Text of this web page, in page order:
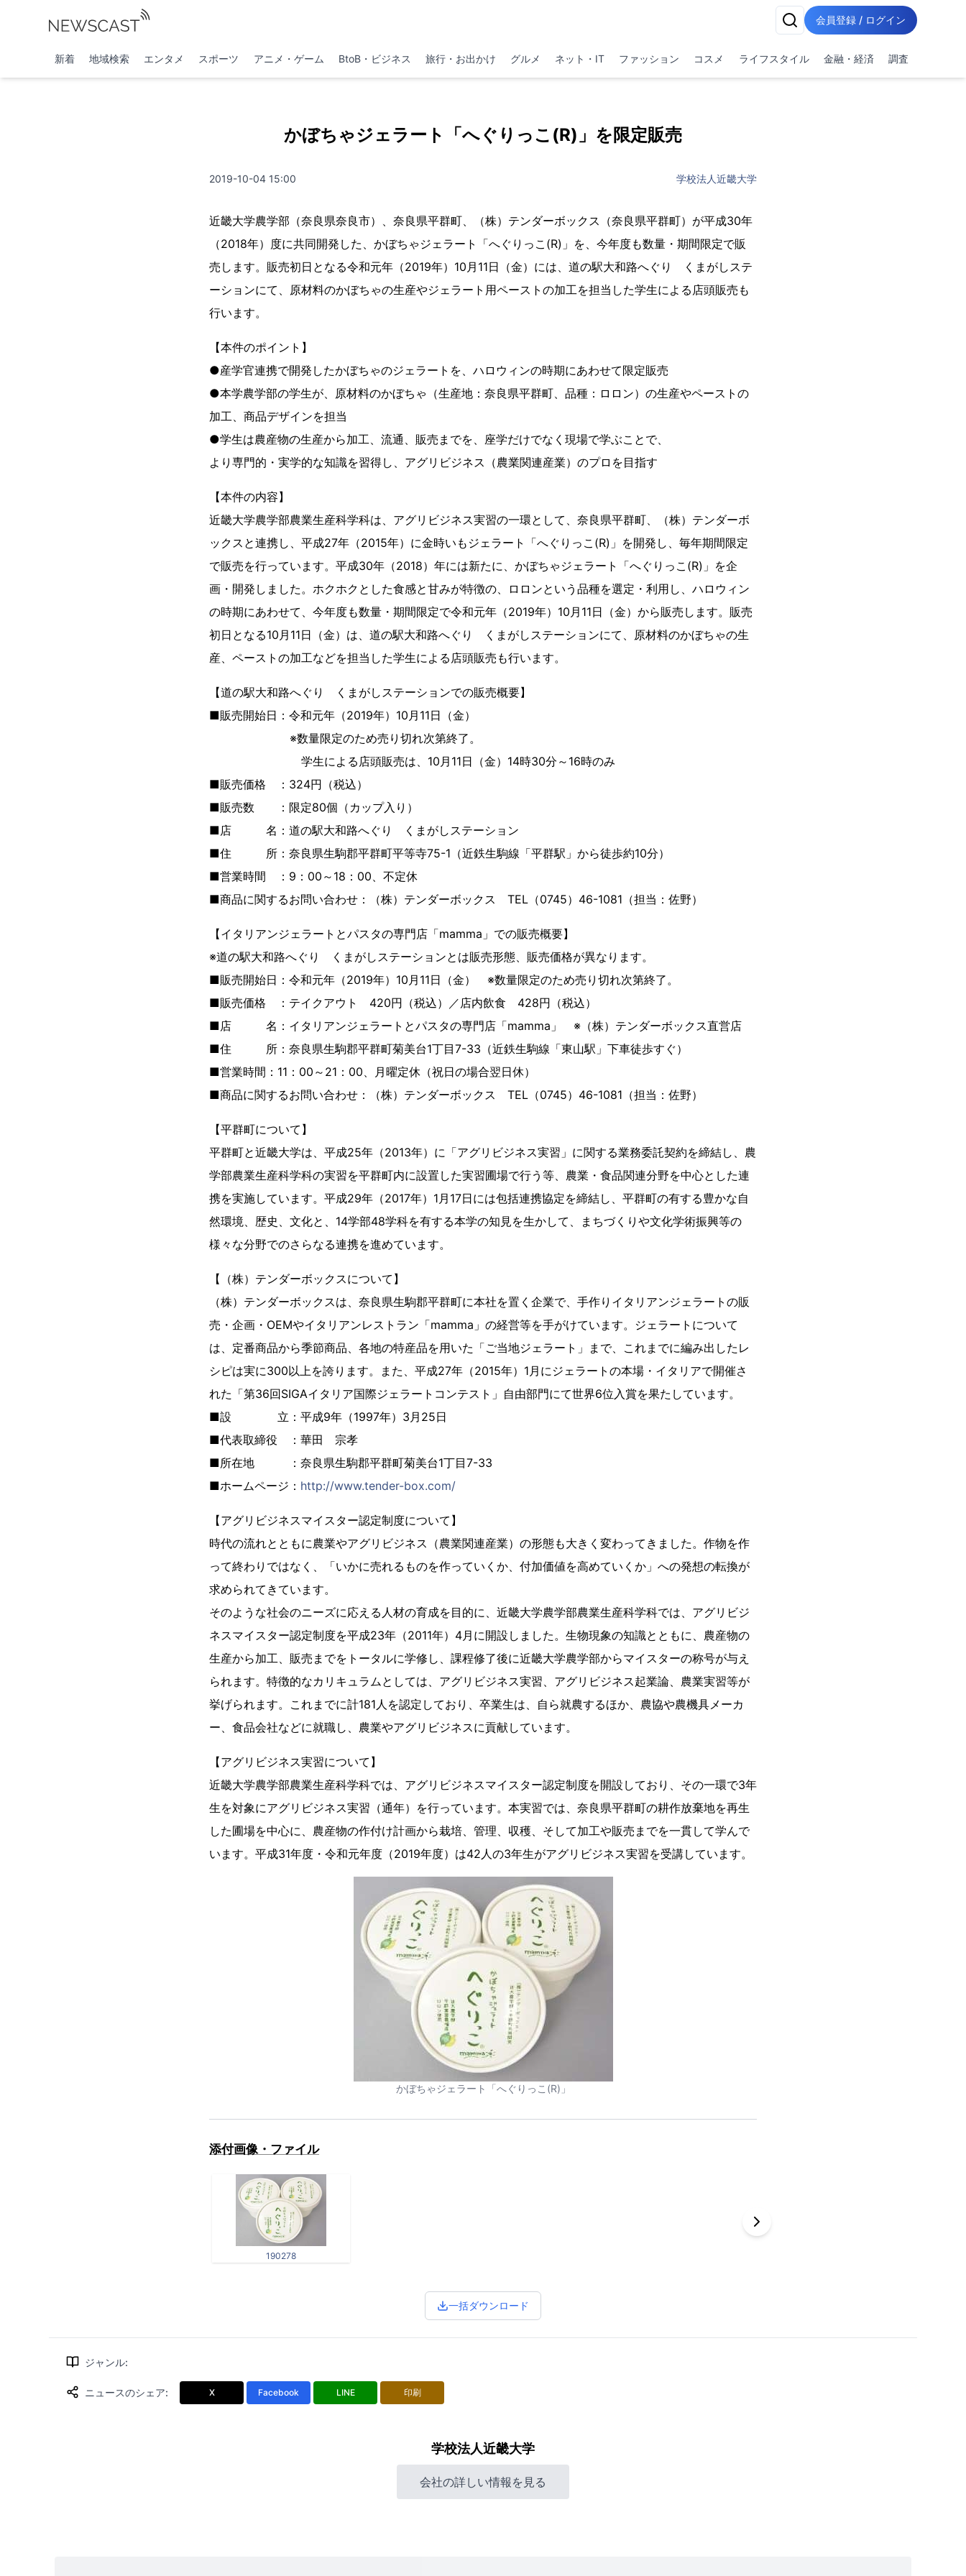
会員登録 / ログイン
新着 地域検索 エンタメ スポーツ アニメ・ゲーム BtoB・ビジネス 旅行・お出かけ グルメ ネット・IT ファッション コスメ ライフスタイル 金融・経済 調査
かぼちゃジェラート「へぐりっこ(R)」を限定販売
2019-10-04 15:00 学校法人近畿大学
近畿大学農学部（奈良県奈良市）、奈良県平群町、（株）テンダーボックス（奈良県平群町）が平成30年
（2018年）度に共同開発した、かぼちゃジェラート「へぐりっこ(R)」を、今年度も数量・期間限定で販
売します。販売初日となる令和元年（2019年）10月11日（金）には、道の駅大和路へぐり くまがしステ
ーションにて、原材料のかぼちゃの生産やジェラート用ペーストの加工を担当した学生による店頭販売も
行います。
【本件のポイント】
●産学官連携で開発したかぼちゃのジェラートを、ハロウィンの時期にあわせて限定販売
●本学農学部の学生が、原材料のかぼちゃ（生産地：奈良県平群町、品種：ロロン）の生産やペーストの
加工、商品デザインを担当
●学生は農産物の生産から加工、流通、販売までを、座学だけでなく現場で学ぶことで、
より専門的・実学的な知識を習得し、アグリビジネス（農業関連産業）のプロを目指す
【本件の内容】
近畿大学農学部農業生産科学科は、アグリビジネス実習の一環として、奈良県平群町、（株）テンダーボ
ックスと連携し、平成27年（2015年）に金時いもジェラート「へぐりっこ(R)」を開発し、毎年期間限定
で販売を行っています。平成30年（2018）年には新たに、かぼちゃジェラート「へぐりっこ(R)」を企
画・開発しました。ホクホクとした食感と甘みが特徴の、ロロンという品種を選定・利用し、ハロウィン
の時期にあわせて、今年度も数量・期間限定で令和元年（2019年）10月11日（金）から販売します。販売
初日となる10月11日（金）は、道の駅大和路へぐり くまがしステーションにて、原材料のかぼちゃの生
産、ペーストの加工などを担当した学生による店頭販売も行います。
【道の駅大和路へぐり くまがしステーションでの販売概要】
■販売開始日：令和元年（2019年）10月11日（金）
※数量限定のため売り切れ次第終了。
学生による店頭販売は、10月11日（金）14時30分～16時のみ
■販売価格 ：324円（税込）
■販売数 ：限定80個（カップ入り）
■店 名：道の駅大和路へぐり くまがしステーション
■住 所：奈良県生駒郡平群町平等寺75-1（近鉄生駒線「平群駅」から徒歩約10分）
■営業時間 ：9：00～18：00、不定休
■商品に関するお問い合わせ：（株）テンダーボックス TEL（0745）46-1081（担当：佐野）
【イタリアンジェラートとパスタの専門店「mamma」での販売概要】
※道の駅大和路へぐり くまがしステーションとは販売形態、販売価格が異なります。
■販売開始日：令和元年（2019年）10月11日（金） ※数量限定のため売り切れ次第終了。
■販売価格 ：テイクアウト 420円（税込）／店内飲食 428円（税込）
■店 名：イタリアンジェラートとパスタの専門店「mamma」 ※（株）テンダーボックス直営店
■住 所：奈良県生駒郡平群町菊美台1丁目7-33（近鉄生駒線「東山駅」下車徒歩すぐ）
■営業時間：11：00～21：00、月曜定休（祝日の場合翌日休）
■商品に関するお問い合わせ：（株）テンダーボックス TEL（0745）46-1081（担当：佐野）
【平群町について】
平群町と近畿大学は、平成25年（2013年）に「アグリビジネス実習」に関する業務委託契約を締結し、農
学部農業生産科学科の実習を平群町内に設置した実習圃場で行う等、農業・食品関連分野を中心とした連
携を実施しています。平成29年（2017年）1月17日には包括連携協定を締結し、平群町の有する豊かな自
然環境、歴史、文化と、14学部48学科を有する本学の知見を生かして、まちづくりや文化学術振興等の
様々な分野でのさらなる連携を進めています。
【（株）テンダーボックスについて】
（株）テンダーボックスは、奈良県生駒郡平群町に本社を置く企業で、手作りイタリアンジェラートの販
売・企画・OEMやイタリアンレストラン「mamma」の経営等を手がけています。ジェラートについて
は、定番商品から季節商品、各地の特産品を用いた「ご当地ジェラート」まで、これまでに編み出したレ
シピは実に300以上を誇ります。また、平成27年（2015年）1月にジェラートの本場・イタリアで開催さ
れた「第36回SIGAイタリア国際ジェラートコンテスト」自由部門にて世界6位入賞を果たしています。
■設 立：平成9年（1997年）3月25日
■代表取締役 ：華田 宗孝
■所在地 ：奈良県生駒郡平群町菊美台1丁目7-33
■ホームページ： http://www.tender-box.com/
【アグリビジネスマイスター認定制度について】
時代の流れとともに農業やアグリビジネス（農業関連産業）の形態も大きく変わってきました。作物を作
って終わりではなく、「いかに売れるものを作っていくか、付加価値を高めていくか」への発想の転換が
求められてきています。
そのような社会のニーズに応える人材の育成を目的に、近畿大学農学部農業生産科学科では、アグリビジ
ネスマイスター認定制度を平成23年（2011年）4月に開設しました。生物現象の知識とともに、農産物の
生産から加工、販売までをトータルに学修し、課程修了後に近畿大学農学部からマイスターの称号が与え
られます。特徴的なカリキュラムとしては、アグリビジネス実習、アグリビジネス起業論、農業実習等が
挙げられます。これまでに計181人を認定しており、卒業生は、自ら就農するほか、農協や農機具メーカ
ー、食品会社などに就職し、農業やアグリビジネスに貢献しています。
【アグリビジネス実習について】
近畿大学農学部農業生産科学科では、アグリビジネスマイスター認定制度を開設しており、その一環で3年
生を対象にアグリビジネス実習（通年）を行っています。本実習では、奈良県平群町の耕作放棄地を再生
した圃場を中心に、農産物の作付け計画から栽培、管理、収穫、そして加工や販売までを一貫して学んで
います。平成31年度・令和元年度（2019年度）は42人の3年生がアグリビジネス実習を受講しています。
かぼちゃジェラート「へぐりっこ(R)」
添付画像・ファイル
190278
一括ダウンロード
ジャンル:
ニュースのシェア: X Facebook LINE 印刷
学校法人近畿大学
会社の詳しい情報を見る